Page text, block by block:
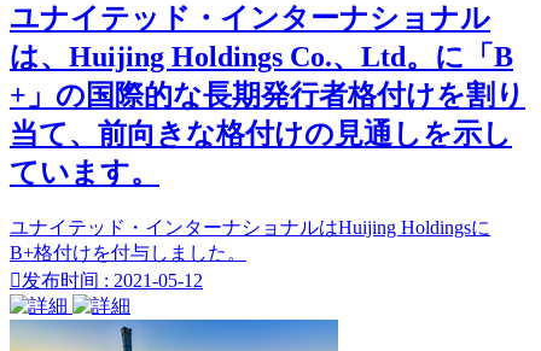
ユナイテッド・インターナショナル
は、Huijing Holdings Co.、Ltd。に「B
+」の国際的な長期発行者格付けを割り
当て、前向きな格付けの見通しを示し
ています。
ユナイテッド・インターナショナルはHuijing Holdingsに
B+格付けを付与しました。
发布时间 : 2021-05-12